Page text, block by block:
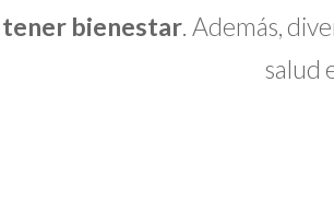
tener bienestar. Además,
salud